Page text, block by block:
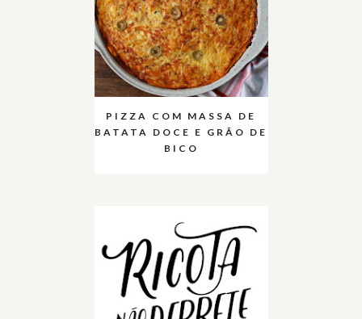
PIZZA COM MASSA DE
BATATA DOCE E GRÃO DE
BICO